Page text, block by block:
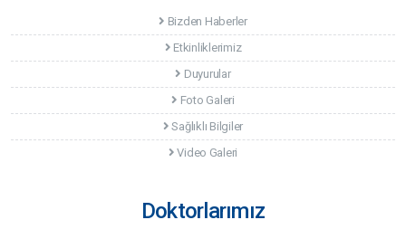
Bizden Haberler
Etkinliklerimiz
Duyurular
Foto Galeri
Sağlıklı Bilgiler
Video Galeri
Doktorlarımız